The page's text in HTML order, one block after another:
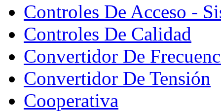
Controles De Acceso -
Controles De Calidad
Convertidor De
Convertidor De Tensión
Cooperativa